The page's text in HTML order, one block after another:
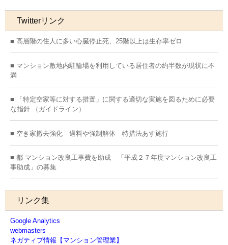
Twitterリンク
■ 高層階の住人に多い心臓停止死、25階以上は生存率ゼロ
■ マンション敷地内駐輪場を利用している居住者の約半数が現状に不
満
■ 「特定空家等に対する措置」に関する適切な実施を図るために必要
な指針 （ガイドライン）
■ 空き家撤去強化 過料や強制解体 特措法あす施行
■ 都 マンション改良工事費を助成 「平成２７年度マンション改良工
事助成」の募集
リンク集
Google Analytics
webmasters
ネガティブ情報【マンション管理業】